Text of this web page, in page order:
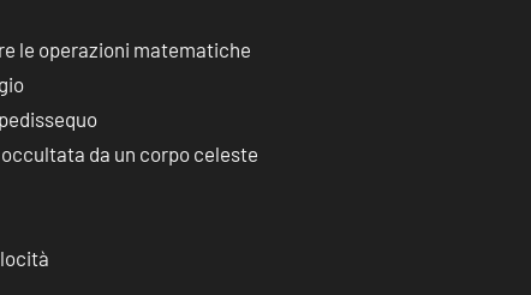
le operazioni matematiche
da un corpo celeste